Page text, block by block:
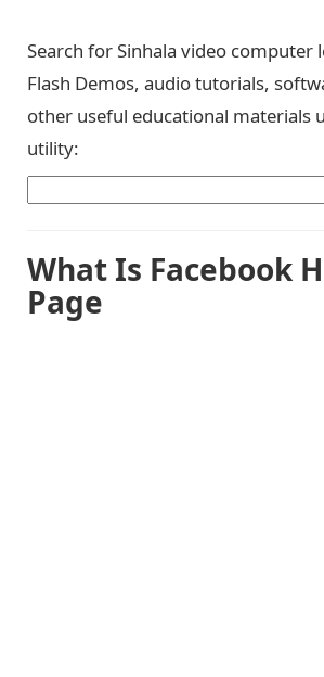
Search for Sinhala video computer
Flash Demos, audio tutorials,
other useful educational materials
utility:
What Is Facebook
Page